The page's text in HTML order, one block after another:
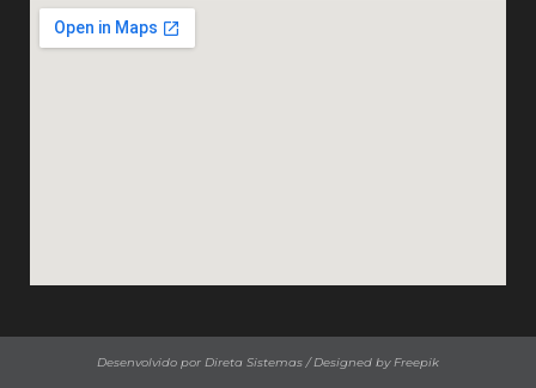
Desenvolvido por Direta Sistemas /Designed by Freepik